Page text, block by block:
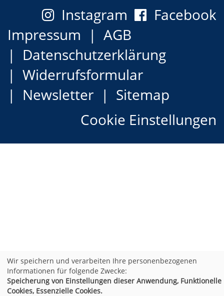
Facebook
Instagram
Impressum
AGB
Datenschutzerklärung
Widerrufsformular
Newsletter
Sitemap
Cookie Einstellungen
Wir speichern und verarbeiten Ihre personenbezogenen
Informationen für folgende Zwecke:
Speicherung von Einstellungen dieser Anwendung, Funktionelle
Cookies, Essenzielle Cookies.